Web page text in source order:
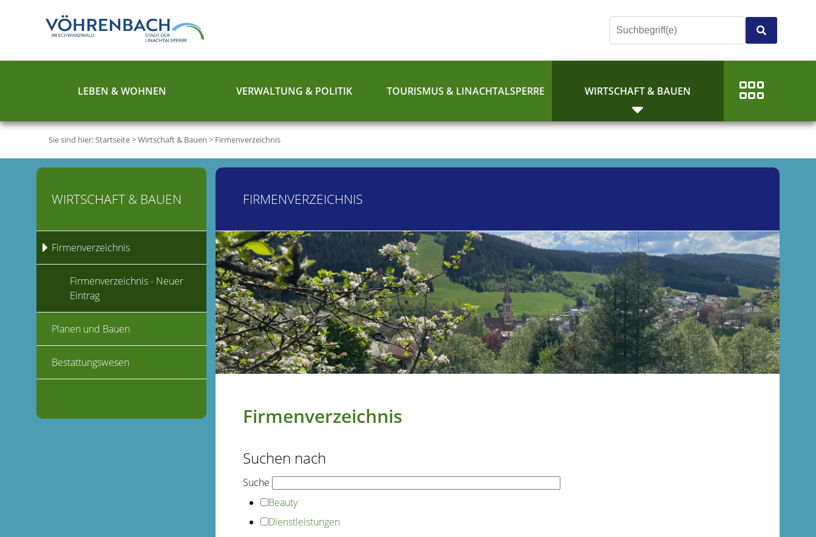
LEBEN & WOHNEN VERWALTUNG & POLITIK TOURISMUS & LINACHTALSPERRE WIRTSCHAFT & BAUEN
Sie sind hier:Startseite>Wirtschaft & Bauen > Firmenverzeichnis
FIRMENVERZEICHNIS
Firmenverzeichnis
Suchen nach
Suche
Beauty
Dienstleistungen
WIRTSCHAFT & BAUEN
Firmenverzeichnis
Firmenverzeichnis - Neuer
Eintrag
Planen und Bauen
Bestattungswesen